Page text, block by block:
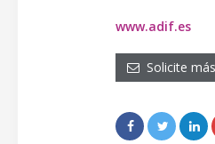
www.adif.es
Solicite